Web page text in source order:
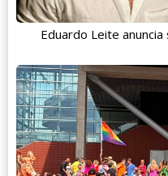
Eduardo Leite